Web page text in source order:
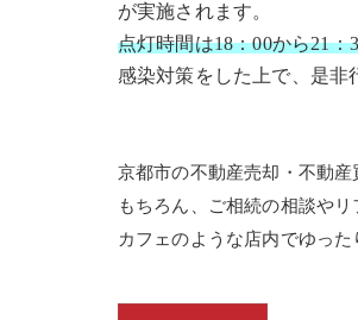
が実施されます。
点灯時間は18：00から21：
感染対策をした上で、是非
京都市の不動産売却・不動
もちろん、ご相続の相談や
カフェのような店内でゆっ